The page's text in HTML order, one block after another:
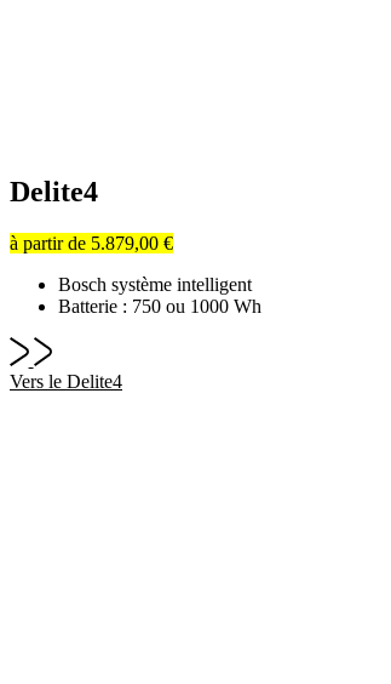
Delite4
à partir de 5.879,00 €
Bosch système intelligent
Batterie : 750 ou 1000 Wh
Vers le Delite4